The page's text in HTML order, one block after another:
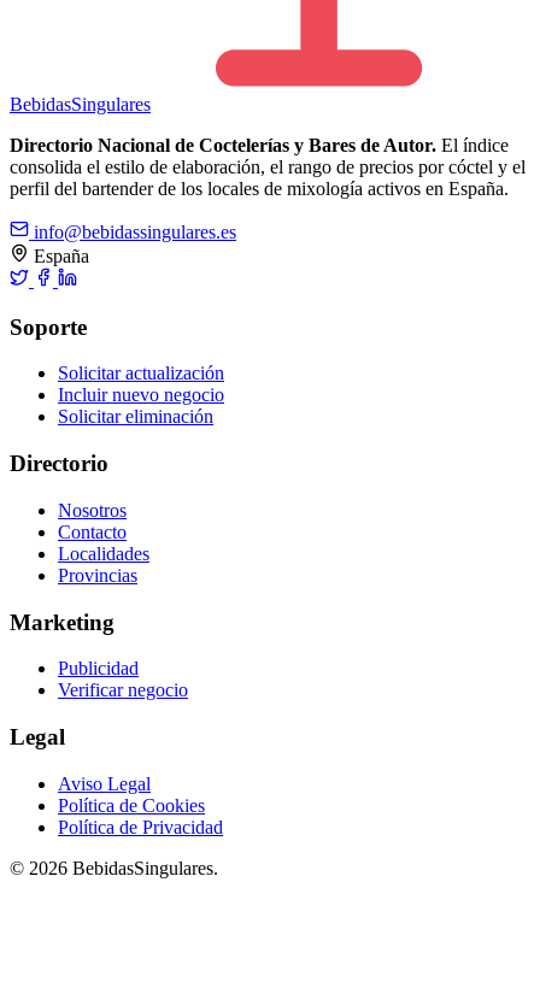
BebidasSingulares
Directorio Nacional de Coctelerías y Bares de Autor. El índice
consolida el estilo de elaboración, el rango de precios por cóctel y el
perfil del bartender de los locales de mixología activos en España.
info@bebidassingulares.es
España
Soporte
Solicitar actualización
Incluir nuevo negocio
Solicitar eliminación
Directorio
Nosotros
Contacto
Localidades
Provincias
Marketing
Publicidad
Verificar negocio
Legal
Aviso Legal
Política de Cookies
Política de Privacidad
© 2026 BebidasSingulares.